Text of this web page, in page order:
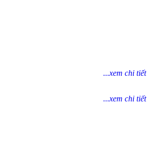
...xem chi tiết
...xem chi tiết